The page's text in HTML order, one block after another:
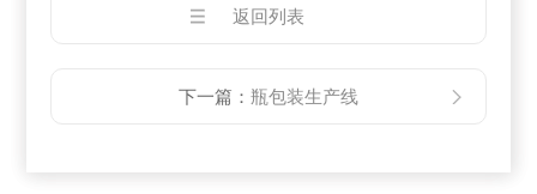
返回列表
下一篇： 瓶包装生产线